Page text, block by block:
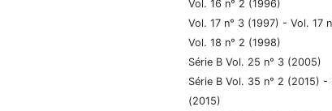
Vol. 16 n° 2 (1996)
Vol. 17 n° 3 (1997) - Vol. 17
Vol. 18 n° 2 (1998)
Série B Vol. 25 n° 3 (2005)
Série B Vol. 35 n° 2 (2015) -
(2015)